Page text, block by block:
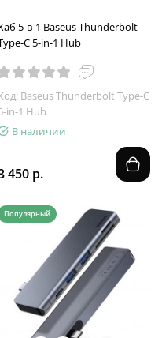
5-в-1 Baseus Thunderbolt
C 5-in-1 Hub
Baseus Thunderbolt Type-C
in-1 Hub
В наличии
450 р.
Популярный